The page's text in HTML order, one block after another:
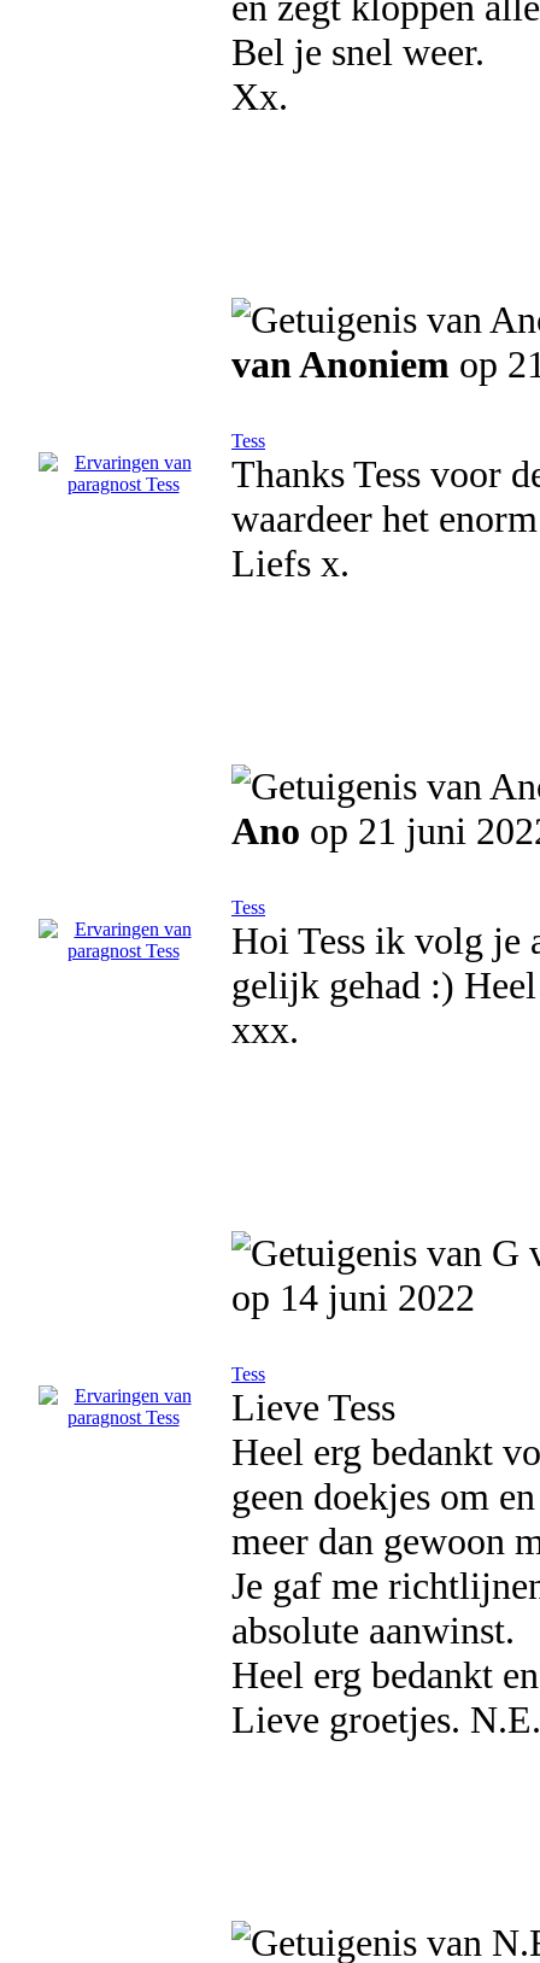
Bel je snel weer.
Xx.
van Anoniem op
Tess
Thanks Tess voor
waardeer het
Liefs x.
Ano op 21 juni
Tess
Hoi Tess ik volg je
gelijk gehad :)
xxx.
op 14 juni 2022
Tess
Lieve Tess
Heel erg bedankt
geen doekjes om
meer dan gewoon
Je gaf me
absolute aanwinst.
Heel erg bedankt
Lieve groetjes. N.E.